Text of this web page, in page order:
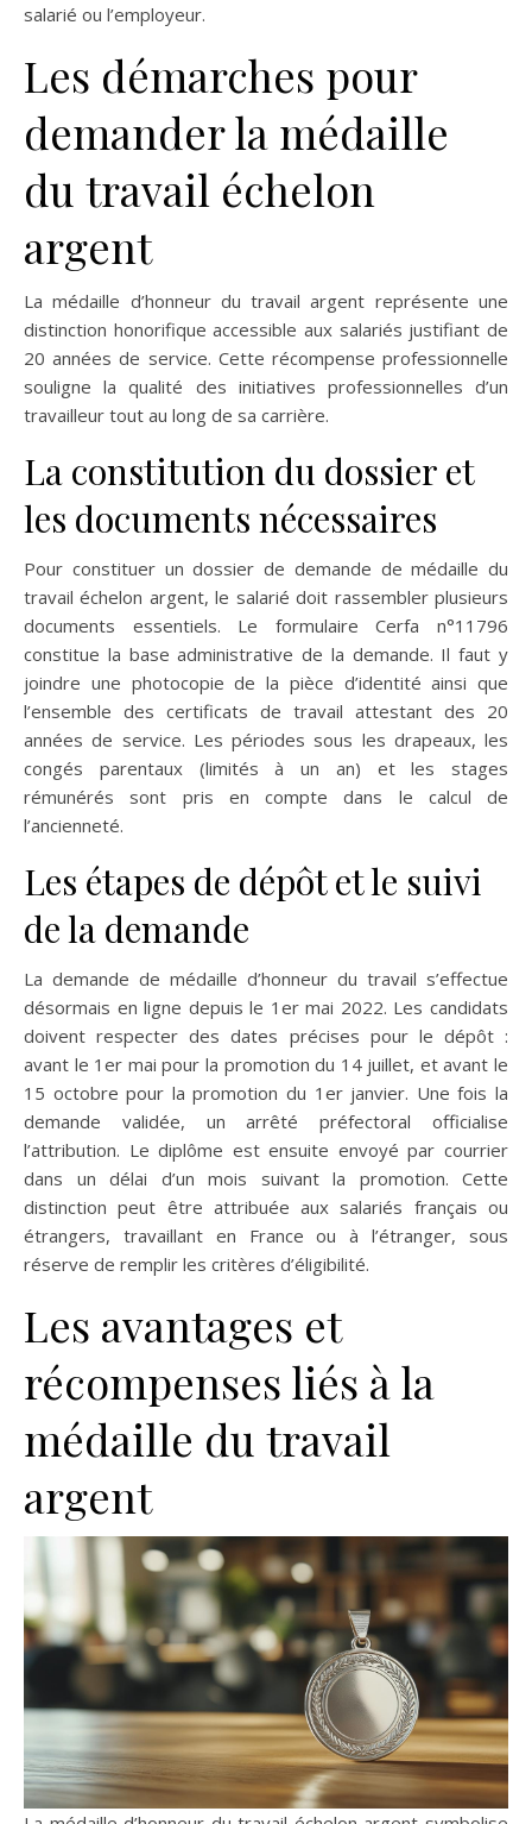
salarié ou l’employeur.
Les démarches pour
demander la médaille
du travail échelon
argent
La médaille d’honneur du travail argent représente une
distinction honorifique accessible aux salariés justifiant de
20 années de service. Cette récompense professionnelle
souligne la qualité des initiatives professionnelles d’un
travailleur tout au long de sa carrière.
La constitution du dossier et
les documents nécessaires
Pour constituer un dossier de demande de médaille du
travail échelon argent, le salarié doit rassembler plusieurs
documents essentiels. Le formulaire Cerfa n°11796
constitue la base administrative de la demande. Il faut y
joindre une photocopie de la pièce d’identité ainsi que
l’ensemble des certificats de travail attestant des 20
années de service. Les périodes sous les drapeaux, les
congés parentaux (limités à un an) et les stages
rémunérés sont pris en compte dans le calcul de
l’ancienneté.
Les étapes de dépôt et le suivi
de la demande
La demande de médaille d’honneur du travail s’effectue
désormais en ligne depuis le 1er mai 2022. Les candidats
doivent respecter des dates précises pour le dépôt :
avant le 1er mai pour la promotion du 14 juillet, et avant le
15 octobre pour la promotion du 1er janvier. Une fois la
demande validée, un arrêté préfectoral officialise
l’attribution. Le diplôme est ensuite envoyé par courrier
dans un délai d’un mois suivant la promotion. Cette
distinction peut être attribuée aux salariés français ou
étrangers, travaillant en France ou à l’étranger, sous
réserve de remplir les critères d’éligibilité.
Les avantages et
récompenses liés à la
médaille du travail
argent